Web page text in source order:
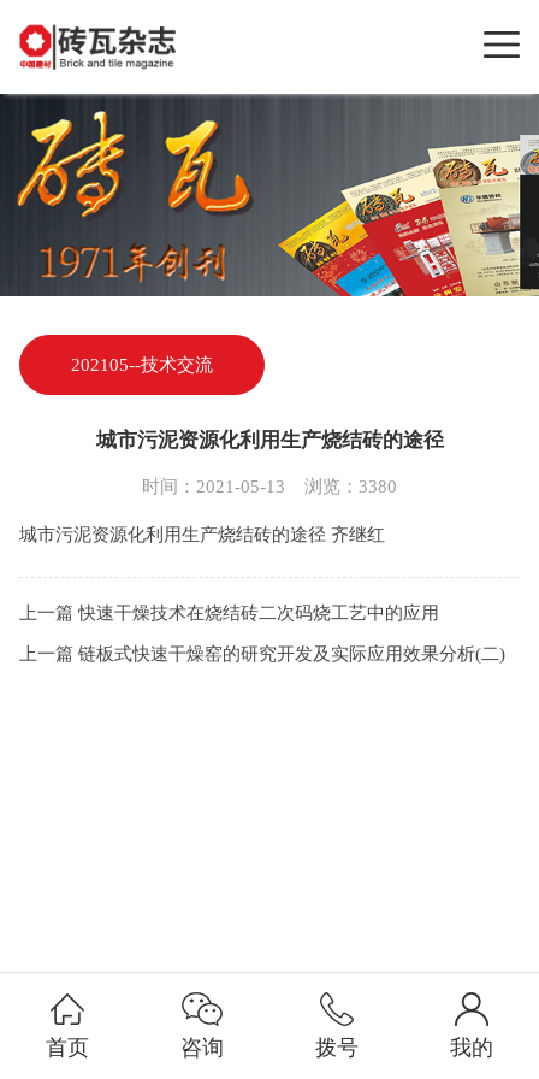
202105--技术交流
城市污泥资源化利用生产烧结砖的途径
时间：2021-05-13 浏览：3380
城市污泥资源化利用生产烧结砖的途径 齐继红
上一篇快速干燥技术在烧结砖二次码烧工艺中的应用
上一篇 链板式快速干燥窑的研究开发及实际应用效果分析(二)
首页 咨询 拨号 我的